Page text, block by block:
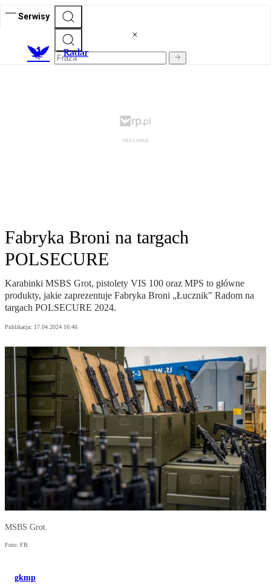
Serwisy
Radar
Fabryka Broni na targach
POLSECURE
Karabinki MSBS Grot, pistolety VIS 100 oraz MPS to główne
produkty, jakie zaprezentuje Fabryka Broni „Łucznik" Radom na
targach POLSECURE 2024.
Publikacja: 17.04.2024 16:46
MSBS Grot.
Foto: FB
gkmp